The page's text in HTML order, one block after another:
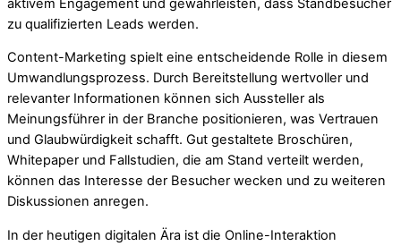
zu qualifizierten Leads werden.
Content-Marketing spielt eine entscheidende Rolle in diesem
Umwandlungsprozess. Durch Bereitstellung wertvoller und
relevanter Informationen können sich Aussteller als
Meinungsführer in der Branche positionieren, was Vertrauen
und Glaubwürdigkeit schafft. Gut gestaltete Broschüren,
Whitepaper und Fallstudien, die am Stand verteilt werden,
können das Interesse der Besucher wecken und zu weiteren
Diskussionen anregen.
In der heutigen digitalen Ära ist die Online-Interaktion